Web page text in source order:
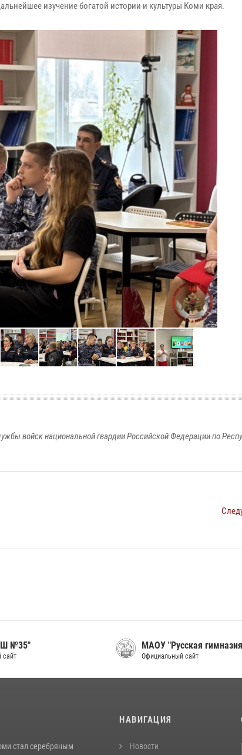
изучение богатой истории и культуры Коми края.
войск национальной гвардии Российской Федерации по
№35"
сайт
МАОУ "Русская
Официальный сайт
стал серебряным
НАВИГАЦИЯ
Новости